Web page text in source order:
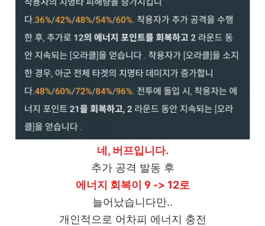
네, 버프입니다.
추가 공격 발동 후
에너지 회복이 9 -> 12로
늘어났습니다만..
개인적으로 어차피 에너지 충전